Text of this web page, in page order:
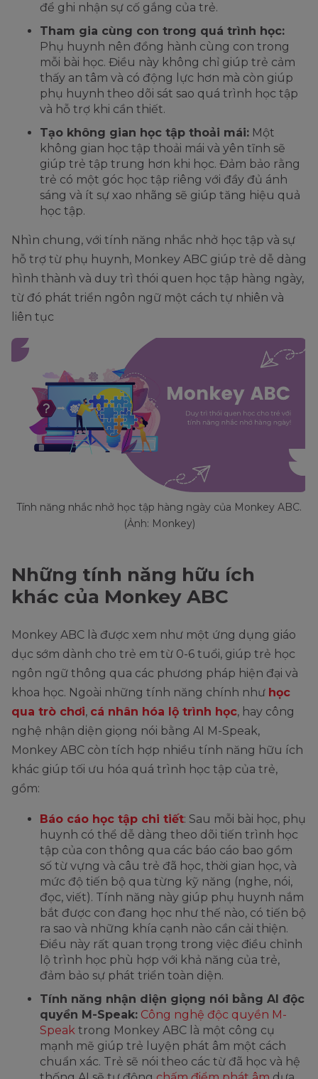
để ghi nhận sự cố gắng của trẻ.
Tham gia cùng con trong quá trình học:
Phụ huynh nên đồng hành cùng con trong
mỗi bài học. Điều này không chỉ giúp trẻ cảm
thấy an tâm và có động lực hơn mà còn giúp
phụ huynh theo dõi sát sao quá trình học tập
và hỗ trợ khi cần thiết.
Tạo không gian học tập thoải mái: Một
không gian học tập thoải mái và yên tĩnh sẽ
giúp trẻ tập trung hơn khi học. Đảm bảo rằng
trẻ có một góc học tập riêng với đầy đủ ánh
sáng và ít sự xao nhãng sẽ giúp tăng hiệu quả
học tập.
Nhìn chung, với tính năng nhắc nhở học tập và sự
hỗ trợ từ phụ huynh, Monkey ABC giúp trẻ dễ dàng
hình thành và duy trì thói quen học tập hàng ngày,
từ đó phát triển ngôn ngữ một cách tự nhiên và
liên tục​
Tính năng nhắc nhở học tập hàng ngày của Monkey ABC.
(Ảnh: Monkey)
Những tính năng hữu ích
khác của Monkey ABC
Monkey ABC là được xem như một ứng dụng giáo
dục sớm dành cho trẻ em từ 0-6 tuổi, giúp trẻ học
ngôn ngữ thông qua các phương pháp hiện đại và
khoa học. Ngoài những tính năng chính như học
qua trò chơi, cá nhân hóa lộ trình học, hay công
nghệ nhận diện giọng nói bằng AI M-Speak,
Monkey ABC còn tích hợp nhiều tính năng hữu ích
khác giúp tối ưu hóa quá trình học tập của trẻ,
gồm:
Báo cáo học tập chi tiết: Sau mỗi bài học, phụ
huynh có thể dễ dàng theo dõi tiến trình học
tập của con thông qua các báo cáo bao gồm
số từ vựng và câu trẻ đã học, thời gian học, và
mức độ tiến bộ qua từng kỹ năng (nghe, nói,
đọc, viết). Tính năng này giúp phụ huynh nắm
bắt được con đang học như thế nào, có tiến bộ
ra sao và những khía cạnh nào cần cải thiện.
Điều này rất quan trọng trong việc điều chỉnh
lộ trình học phù hợp với khả năng của trẻ,
đảm bảo sự phát triển toàn diện.
Tính năng nhận diện giọng nói bằng AI độc
quyền M-Speak: Công nghệ độc quyền M-
Speak trong Monkey ABC là một công cụ
mạnh mẽ giúp trẻ luyện phát âm một cách
chuẩn xác. Trẻ sẽ nói theo các từ đã học và hệ